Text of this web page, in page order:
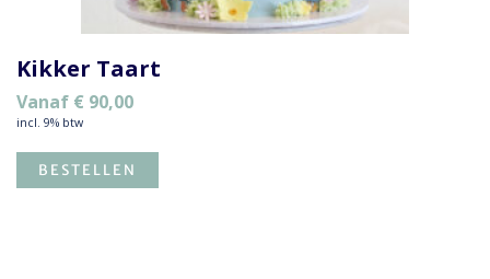
Kikker Taart
Vanaf € 90,00
incl. 9% btw
BESTELLEN